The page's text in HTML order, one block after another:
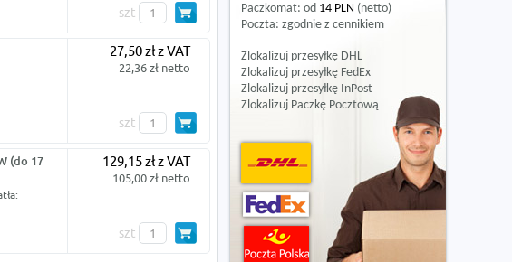
szt
27,50 zł z VAT
22,36 zł netto
szt
(do 17
129,15 zł z VAT
105,00 zł netto
szt
Paczkomat: od 14 PLN (netto)
Poczta: zgodnie z cennikiem
Zlokalizuj przesyłkę DHL
Zlokalizuj przesyłkę FedEx
Zlokalizuj przesyłkę InPost
Zlokalizuj Paczkę Pocztową